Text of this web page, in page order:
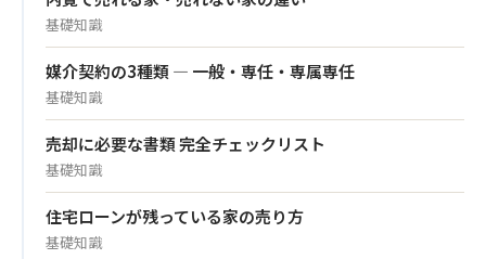
基礎知識
媒介契約の3種類 — 一般・専任・専属専任
基礎知識
売却に必要な書類 完全チェックリスト
基礎知識
住宅ローンが残っている家の売り方
基礎知識